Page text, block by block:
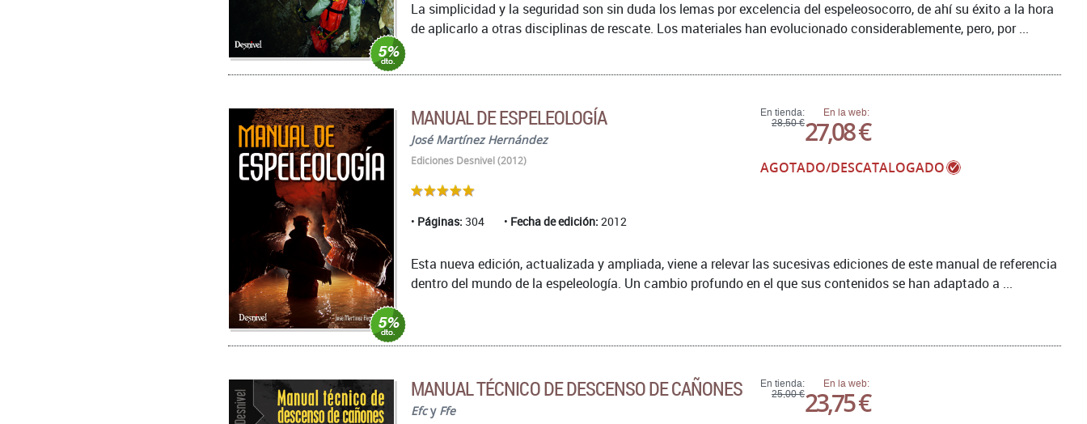
La simplicidad y la seguridad son sin duda los lemas por excelencia del espeleosocorro, de ahí su éxito a la hora
de aplicarlo a otras disciplinas de rescate. Los materiales han evolucionado considerablemente, pero, por ...
MANUAL DE ESPELEOLOGÍA
José Martínez Hernández
Ediciones Desnivel (2012)
Páginas: 304 Fecha de edición: 2012
En tienda:
28,50 €
En la web:
27,08 €
AGOTADO/DESCATALOGADO
Esta nueva edición, actualizada y ampliada, viene a relevar las sucesivas ediciones de este manual de referencia
dentro del mundo de la espeleología. Un cambio profundo en el que sus contenidos se han adaptado a ...
MANUAL TÉCNICO DE DESCENSO DE CAÑONES
Efcy Ffe
En tienda:
25,00 €
En la web:
23,75 €